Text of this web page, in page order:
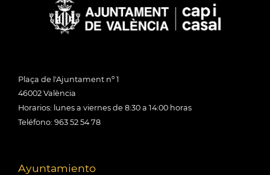
Plaça de l'Ajuntament nº 1
46002 València
Horarios: lunes a viernes de 8:30 a 14:00 horas
Teléfono: 963 52 54 78
Ayuntamiento